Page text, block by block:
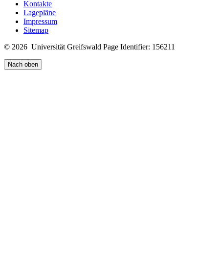
Kontakte
Lagepläne
Impressum
Sitemap
© 2026 Universität Greifswald Page Identifier: 156211
Nach oben